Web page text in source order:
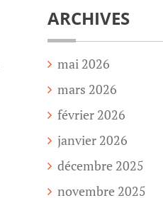
ARCHIVES
mai 2026
mars 2026
février 2026
janvier 2026
décembre 2025
novembre 2025